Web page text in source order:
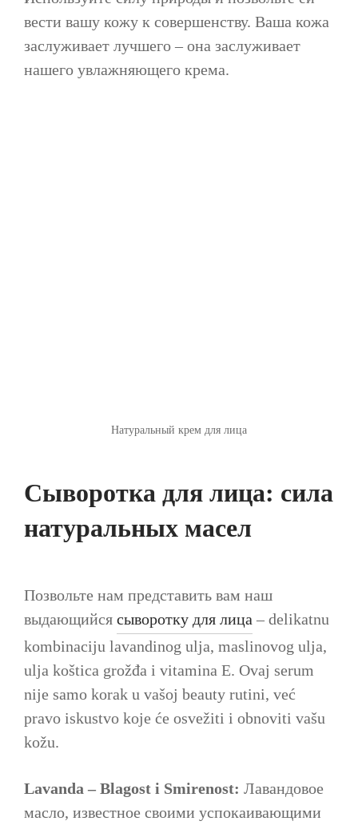
вести вашу кожу к совершенству. Ваша кожа
заслуживает лучшего – она заслуживает
нашего увлажняющего крема.
Натуральный крем для лица
Сыворотка для лица: сила
натуральных масел
Позвольте нам представить вам наш
выдающийся сыворотку для лица – delikatnu
kombinaciju lavandinog ulja, maslinovog ulja,
ulja koštica grožđa i vitamina E. Ovaj serum
nije samo korak u vašoj beauty rutini, već
pravo iskustvo koje će osvežiti i obnoviti vašu
kožu.
Lavanda – Blagost i Smirenost: Лавандовое
масло, известное своими успокаивающими